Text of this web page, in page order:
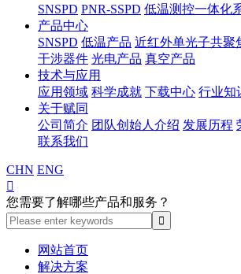
SNSPD PNR-SSPD 低温测控一体化
产品中心
SNSPD 低温产品 近红外单光子共聚
干涉器件 光电产品 真空产品
技术与应用
应用领域 科学成就 下载中心 行业知
关于赋同
公司简介 团队创始人介绍 发展历程
联系我们
CHN ENG

您需要了解哪些产品和服务？
网站首页
解决方案